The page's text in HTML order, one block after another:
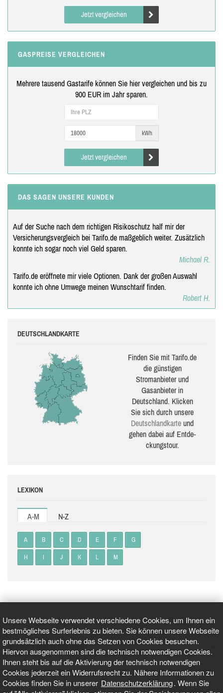
Unsere Webseite verwendet verschiedene Cookies, um Ihnen ein
bestmögliches Surferlebnis zu bieten. Sie können unsere Webseite
grundsätzlich auch ohne das Setzen von Cookies besuchen.
Hiervon ausgenommen sind die technisch notwendigen Cookies.
Ihnen steht bis auf die Aktivierung der technisch notwendigen
Cookies jederzeit ein Widerrufsrecht zu. Nähere Informationen zu
Cookies finden Sie in unserer Datenschutzerklärung. Wenn Sie
Jetzt vergleichen
GASPREISE VERGLEICHEN
Mehrere tausend Gastarife können Sie hier vergleichen und bis zu
900 EUR im Jahr sparen.
kWh
Jetzt vergleichen
DAS SAGEN UNSERE KUNDEN
Auf der Suche nach dem richtigen Risikoschutz half mir der
Versicherungsvergleich bei Tarifo.de maßgeblich weiter. Zusätzlich
konnte ich sogar noch viel Geld sparen.
Michael R.
Tarifo.de eröffnete mir viele Optionen. Dank der großen Auswahl
konnte ich ohne Umwege meinen Wunschtarif finden.
Robert H.
DEUTSCHLANDKARTE
Finden Sie mit Tarifo.de
die güns­ti­gen
Stromanbieter und
Gasanbieter in
Deutschland. Klicken
Sie sich durch unsere
Deutsch­land­karte und
gehen dabei auf Ent­de­
ckungs­tour.
LEXIKON
A-M N-Z
A B C D E F G
H I J K L M
GEPRÜFT UND ZERTIFIZIERT
AKTUELLE NACHRICHTEN